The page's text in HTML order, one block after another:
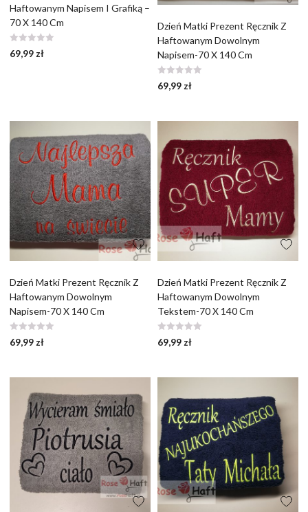
Haftowanym Napisem I Grafiką –
70 X 140 Cm
69,99 zł
Dzień Matki Prezent Ręcznik Z
Haftowanym Dowolnym
Napisem-70 X 140 Cm
69,99 zł
Dzień Matki Prezent Ręcznik Z
Haftowanym Dowolnym
Napisem-70 X 140 Cm
69,99 zł
Dzień Matki Prezent Ręcznik Z
Haftowanym Dowolnym
Tekstem-70 X 140 Cm
69,99 zł